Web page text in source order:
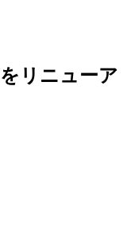
リニューア